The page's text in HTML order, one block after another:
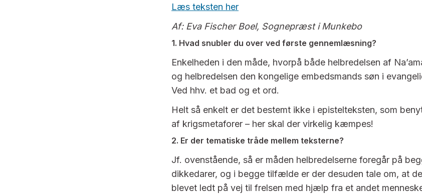
Læs teksten her
Af: Eva Fischer Boel, Sognepræst i Munkebo
1. Hvad snubler du over ved første gennemlæsning?
Enkelheden i den måde, hvorpå både helbredelsen af
og helbredelsen den kongelige embedsmands søn i
Ved hhv. et bad og et ord.
Helt så enkelt er det bestemt ikke i epistelteksten, som
af krigsmetaforer – her skal der virkelig kæmpes!
2. Er der tematiske tråde mellem teksterne?
Jf. ovenstående, så er måden helbredelserne foregår på
dikkedarer, og i begge tilfælde er der desuden tale om, at
blevet ledt på vej til frelsen med hjælp fra et andet